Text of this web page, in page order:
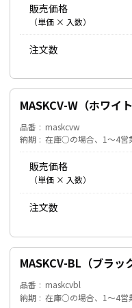
販売価格
（単価 × 入数）
注文数
MASKCV-W（ホワイ
品番
maskcvw
納期
在庫○の場合、1～4営
販売価格
（単価 × 入数）
注文数
MASKCV-BL（ブラ
品番
maskcvbl
納期
在庫○の場合、1～4営